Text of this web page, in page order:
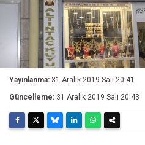
Yayınlanma: 31 Aralık 2019 Salı 20:41
Güncelleme: 31 Aralık 2019 Salı 20:43